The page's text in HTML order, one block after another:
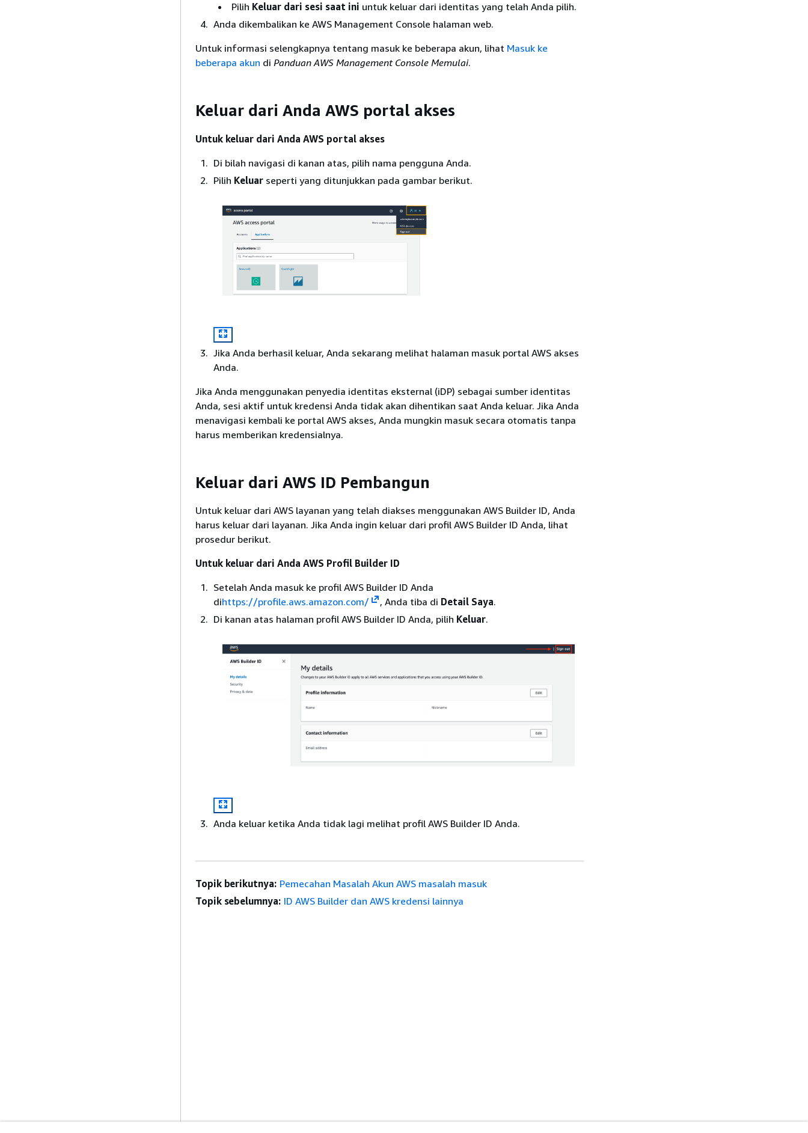
Pilih Keluar dari sesi saat ini untuk keluar dari identitas yang telah Anda pilih.
Anda dikembalikan ke AWS Management Console halaman web.
Untuk informasi selengkapnya tentang masuk ke beberapa akun, lihat Masuk ke
beberapa akun di Panduan AWS Management Console Memulai.
Keluar dari Anda AWS portal akses
Untuk keluar dari Anda AWS portal akses
Di bilah navigasi di kanan atas, pilih nama pengguna Anda.
Pilih Keluar seperti yang ditunjukkan pada gambar berikut.
Jika Anda berhasil keluar, Anda sekarang melihat halaman masuk portal AWS akses
Anda.
Jika Anda menggunakan penyedia identitas eksternal (iDP) sebagai sumber identitas
Anda, sesi aktif untuk kredensi Anda tidak akan dihentikan saat Anda keluar. Jika Anda
menavigasi kembali ke portal AWS akses, Anda mungkin masuk secara otomatis tanpa
harus memberikan kredensialnya.
Keluar dari AWS ID Pembangun
Untuk keluar dari AWS layanan yang telah diakses menggunakan AWS Builder ID, Anda
harus keluar dari layanan. Jika Anda ingin keluar dari profil AWS Builder ID Anda, lihat
prosedur berikut.
Untuk keluar dari Anda AWS Profil Builder ID
Setelah Anda masuk ke profil AWS Builder ID Anda
dihttps://profile.aws.amazon.com/ , Anda tiba di Detail Saya.
Di kanan atas halaman profil AWS Builder ID Anda, pilih Keluar.
Anda keluar ketika Anda tidak lagi melihat profil AWS Builder ID Anda.
Topik berikutnya: Pemecahan Masalah Akun AWS masalah masuk
Topik sebelumnya: ID AWS Builder dan AWS kredensi lainnya